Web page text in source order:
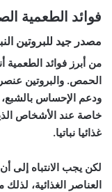
فوائد الطعمية
مصدر جيد للبروتين
من أبرز فوائد الطعمية
الحمص. والبروتين
ودعم الإحساس
خاصة عند الأشخاص
غذائيا نباتيا.
لكن يجب الانتباه إلى
العناصر الغذائية،